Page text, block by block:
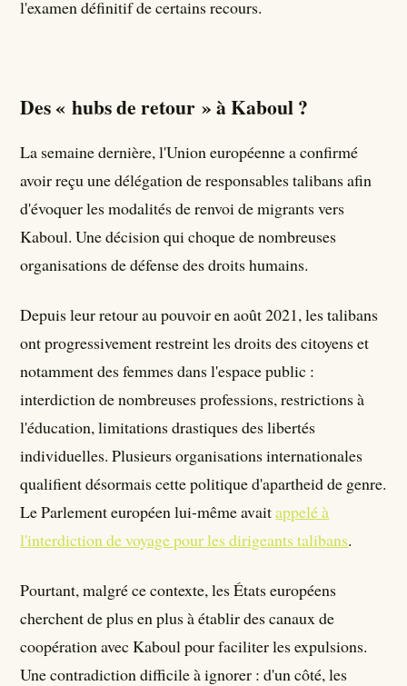
l'examen définitif de certains recours.
Des « hubs de retour » à Kaboul ?
La semaine dernière, l'Union européenne a confirmé
avoir reçu une délégation de responsables talibans afin
d'évoquer les modalités de renvoi de migrants vers
Kaboul. Une décision qui choque de nombreuses
organisations de défense des droits humains.
Depuis leur retour au pouvoir en août 2021, les talibans
ont progressivement restreint les droits des citoyens et
notamment des femmes dans l'espace public :
interdiction de nombreuses professions, restrictions à
l'éducation, limitations drastiques des libertés
individuelles. Plusieurs organisations internationales
qualifient désormais cette politique d'apartheid de genre.
Le Parlement européen lui-même avaitappelé à
l'interdiction de voyage pour les dirigeants talibans.
Pourtant, malgré ce contexte, les États européens
cherchent de plus en plus à établir des canaux de
coopération avec Kaboul pour faciliter les expulsions.
Une contradiction difficile à ignorer : d'un côté, les